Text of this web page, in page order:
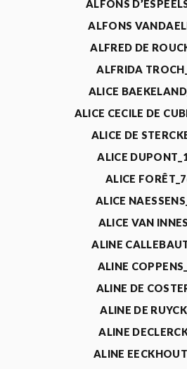
ALFONS
ALFONS
ALFRED DE
ALFRIDA
ALICE
ALICE CECILE DE
ALICE DE
ALICE
ALICE
ALICE
ALICE VAN
ALINE
ALINE
ALINE DE
ALINE DE
ALINE
ALINE